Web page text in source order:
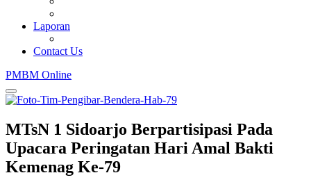
Laporan
Contact Us
PMBM Online
MTsN 1 Sidoarjo Berpartisipasi Pada
Upacara Peringatan Hari Amal Bakti
Kemenag Ke-79